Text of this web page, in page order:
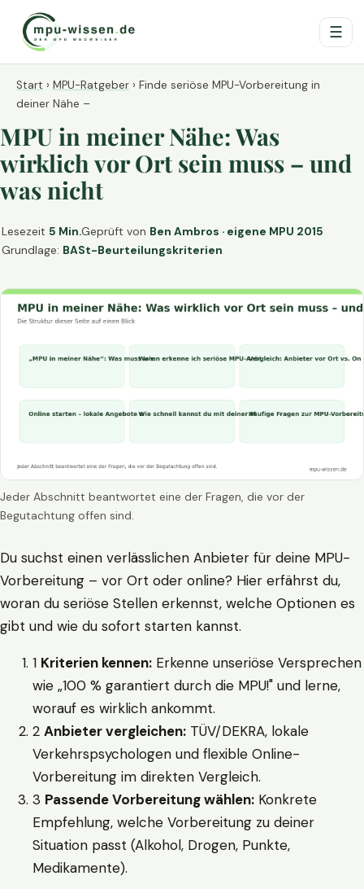
☰
Start › MPU-Ratgeber › Finde seriöse MPU-Vorbereitung in
deiner Nähe –
MPU in meiner Nähe: Was
wirklich vor Ort sein muss – und
was nicht
Lesezeit 5 Min.Geprüft von Ben Ambros · eigene MPU 2015
Grundlage: BASt-Beurteilungskriterien
Jeder Abschnitt beantwortet eine der Fragen, die vor der
Begutachtung offen sind.
Du suchst einen verlässlichen Anbieter für deine MPU-
Vorbereitung – vor Ort oder online? Hier erfährst du,
woran du seriöse Stellen erkennst, welche Optionen es
gibt und wie du sofort starten kannst.
1 Kriterien kennen: Erkenne unseriöse Versprechen
wie „100 % garantiert durch die MPU!" und lerne,
worauf es wirklich ankommt.
2 Anbieter vergleichen: TÜV/DEKRA, lokale
Verkehrspsychologen und flexible Online-
Vorbereitung im direkten Vergleich.
3 Passende Vorbereitung wählen: Konkrete
Empfehlung, welche Vorbereitung zu deiner
Situation passt (Alkohol, Drogen, Punkte,
Medikamente).